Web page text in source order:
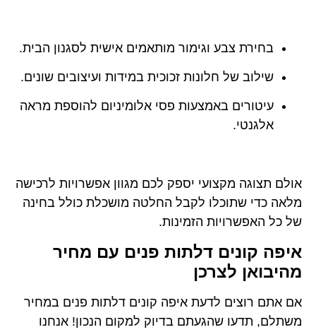
בחירת צבע וגימור מותאמים אישית לסגנון הבית.
שילוב של חלונות זכוכית במידות ועיצובים שונים.
עיטורים באמצעות פסי אלומיניום להוספת מראה
אלגנטי.
אולם תצוגה מקצועי יספק לכם מגוון אפשרויות לרכישה
מלאה כדי שתוכלו לקבל החלטה מושכלת כולל בחינה
של כל האפשרויות הזמינות.
איפה קונים דלתות פנים עם מחיר
מהיבואן לצרכן
אם אתם רוצים לדעת איפה קונים דלתות פנים במחיר
משתלם, תדעו שהגעתם בדיוק למקום הנכון! אנחנו